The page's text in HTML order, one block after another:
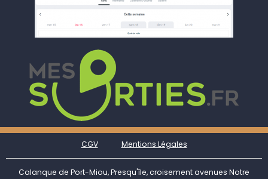
CGV Mentions Légales
Calanque de Port-Miou, Presqu'île, croisement avenues Notre